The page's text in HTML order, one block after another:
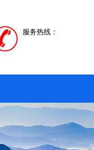
服务热线：